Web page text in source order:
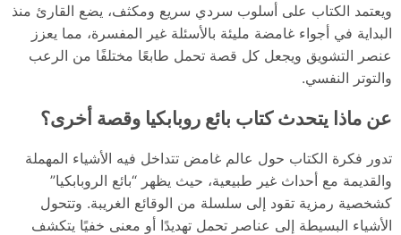
ويعتمد الكتاب على أسلوب سردي سريع ومكثف، يضع القارئ منذ
البداية في أجواء غامضة مليئة بالأسئلة غير المفسرة، مما يعزز
عنصر التشويق ويجعل كل قصة تحمل طابعًا مختلفًا من الرعب
والتوتر النفسي.
عن ماذا يتحدث كتاب بائع روبابكيا وقصة أخرى؟
تدور فكرة الكتاب حول عالم غامض تتداخل فيه الأشياء المهملة
والقديمة مع أحداث غير طبيعية، حيث يظهر “بائع الروبابكيا”
كشخصية رمزية تقود إلى سلسلة من الوقائع الغريبة. وتتحول
الأشياء البسيطة إلى عناصر تحمل تهديدًا أو معنى خفيًا يتكشف